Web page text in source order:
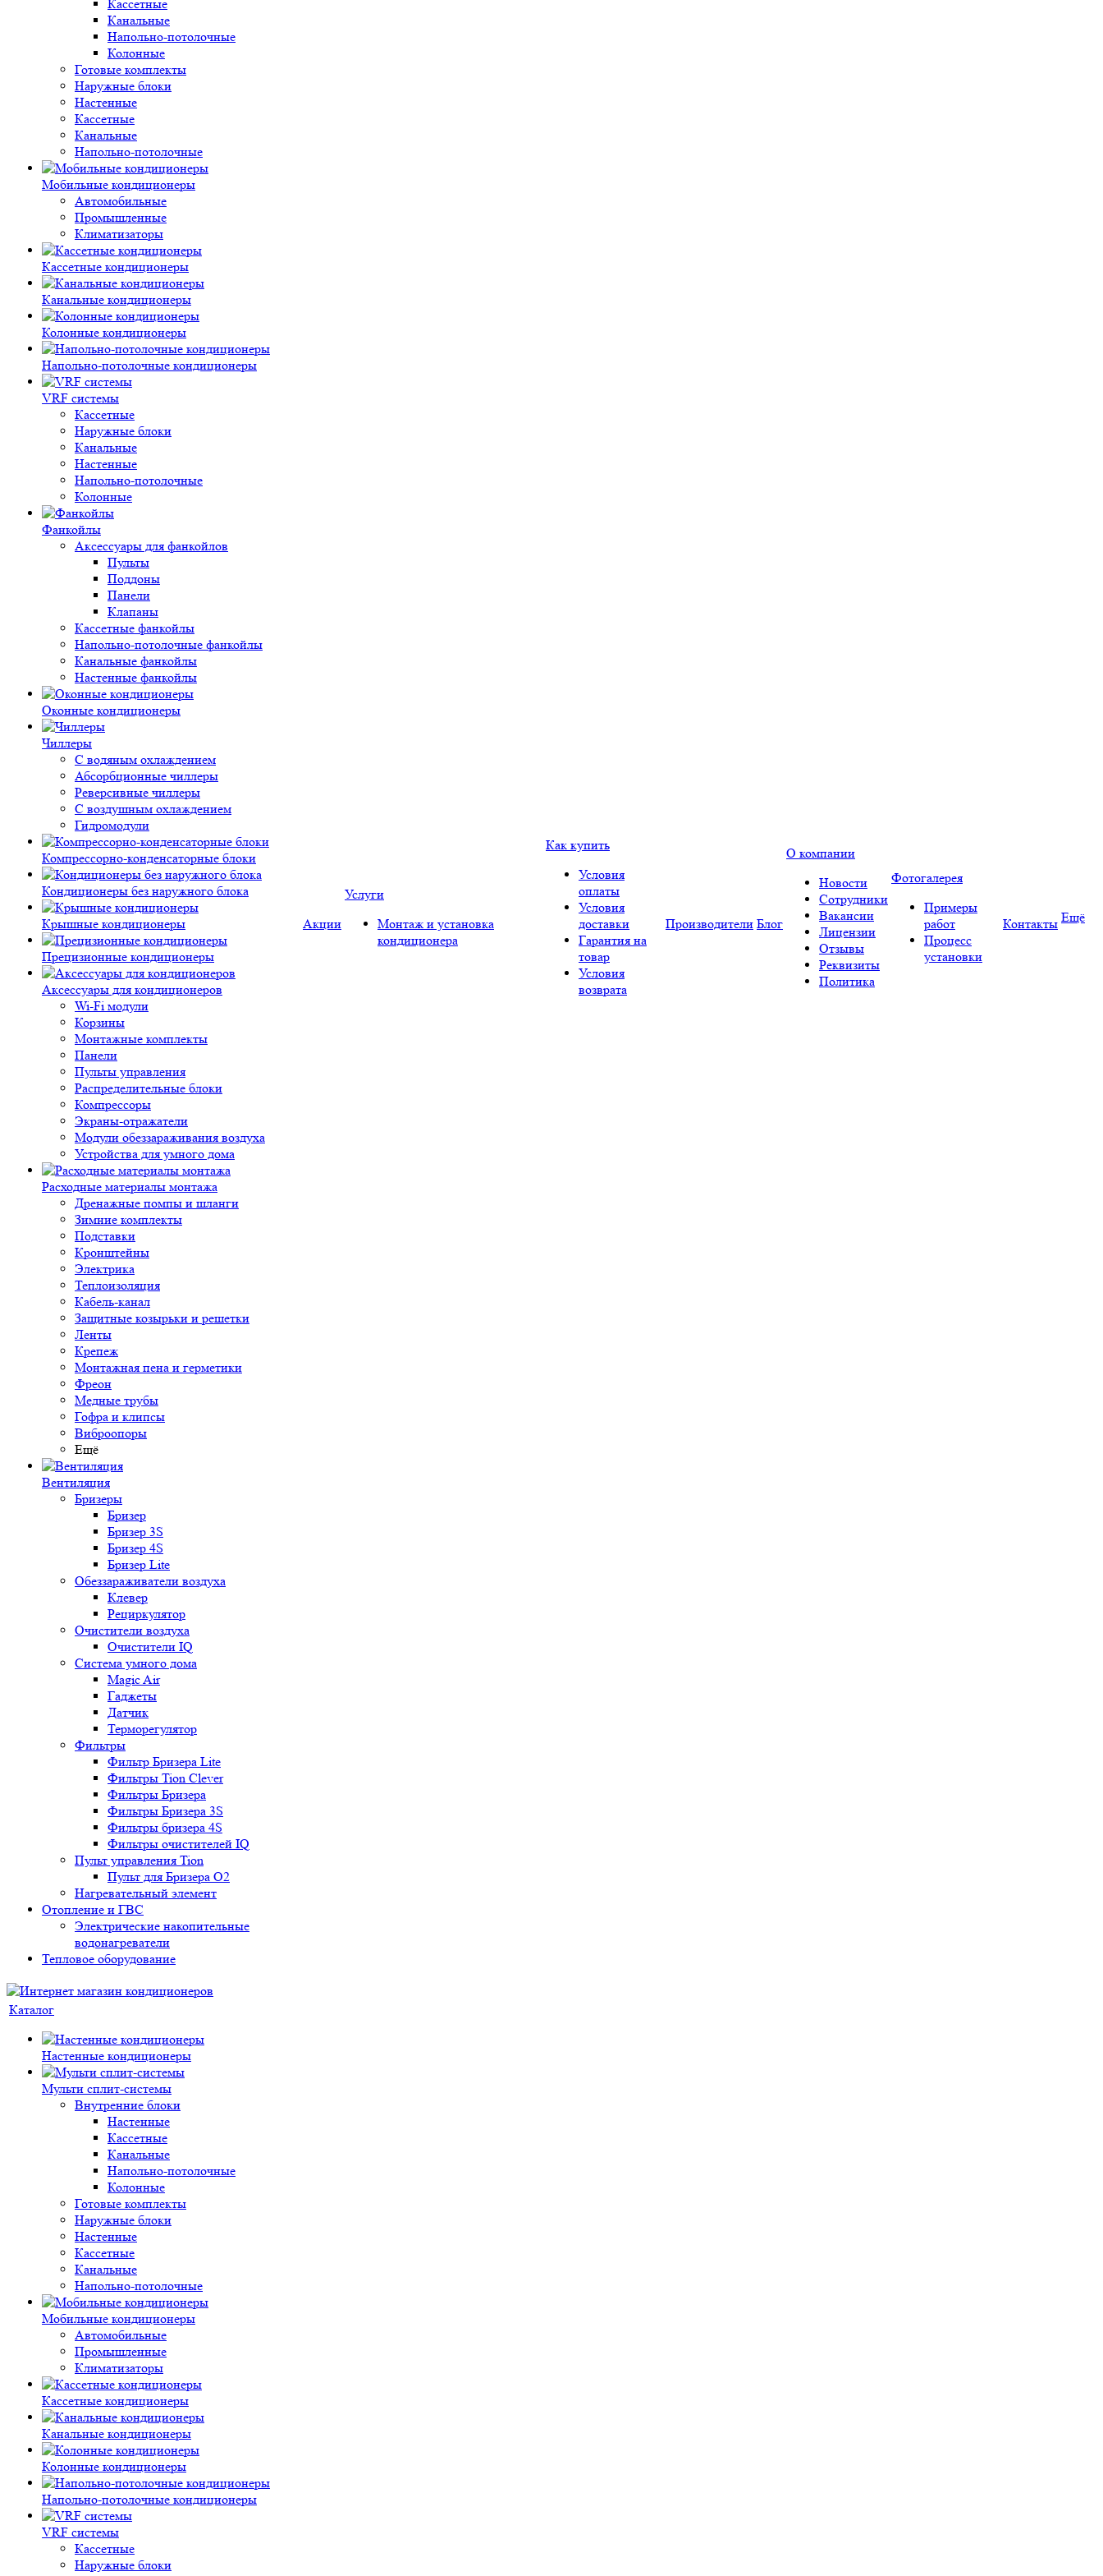
Кассетные
Канальные
Напольно-потолочные
Колонные
Готовые комплекты
Наружные блоки
Настенные
Кассетные
Канальные
Напольно-потолочные
Мобильные кондиционеры
Автомобильные
Промышленные
Климатизаторы
Кассетные кондиционеры
Канальные кондиционеры
Колонные кондиционеры
Напольно-потолочные кондиционеры
VRF системы
Кассетные
Наружные блоки
Канальные
Настенные
Напольно-потолочные
Колонные
Фанкойлы
Аксессуары для фанкойлов
Пульты
Поддоны
Панели
Клапаны
Кассетные фанкойлы
Напольно-потолочные фанкойлы
Канальные фанкойлы
Настенные фанкойлы
Оконные кондиционеры
Чиллеры
С водяным охлаждением
Абсорбционные чиллеры
Реверсивные чиллеры
С воздушным охлаждением
Гидромодули
Компрессорно-конденсаторные блоки
Кондиционеры без наружного блока
Крышные кондиционеры
Прецизионные кондиционеры
Аксессуары для кондиционеров
Wi-Fi модули
Корзины
Монтажные комплекты
Панели
Пульты управления
Распределительные блоки
Компрессоры
Экраны-отражатели
Модули обеззараживания воздуха
Устройства для умного дома
Расходные материалы монтажа
Дренажные помпы и шланги
Зимние комплекты
Подставки
Кронштейны
Электрика
Теплоизоляция
Кабель-канал
Защитные козырьки и решетки
Ленты
Крепеж
Монтажная пена и герметики
Фреон
Медные трубы
Гофра и клипсы
Виброопоры
Ещё
Вентиляция
Бризеры
Бризер
Бризер 3S
Бризер 4S
Бризер Lite
Обеззараживатели воздуха
Клевер
Рециркулятор
Очистители воздуха
Очистители IQ
Система умного дома
Magic Air
Гаджеты
Датчик
Терморегулятор
Фильтры
Фильтр Бризера Lite
Фильтры Tion Clever
Фильтры Бризера
Фильтры Бризера 3S
Фильтры бризера 4S
Фильтры очистителей IQ
Пульт управления Tion
Пульт для Бризера O2
Нагревательный элемент
Отопление и ГВС
Электрические накопительные
водонагреватели
Тепловое оборудование
Акции
Услуги
Монтаж и установка
кондиционера
Как купить
Условия
оплаты
Условия
доставки
Гарантия на
товар
Условия
возврата
Производители Блог
О компании
Новости
Сотрудники
Вакансии
Лицензии
Отзывы
Реквизиты
Политика
Фотогалерея
Примеры
работ
Процесс
установки
Контакты Ещё
Каталог
Настенные кондиционеры
Мульти сплит-системы
Внутренние блоки
Настенные
Кассетные
Канальные
Напольно-потолочные
Колонные
Готовые комплекты
Наружные блоки
Настенные
Кассетные
Канальные
Напольно-потолочные
Мобильные кондиционеры
Автомобильные
Промышленные
Климатизаторы
Кассетные кондиционеры
Канальные кондиционеры
Колонные кондиционеры
Напольно-потолочные кондиционеры
VRF системы
Кассетные
Наружные блоки